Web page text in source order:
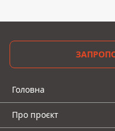
Головна
Про проєкт